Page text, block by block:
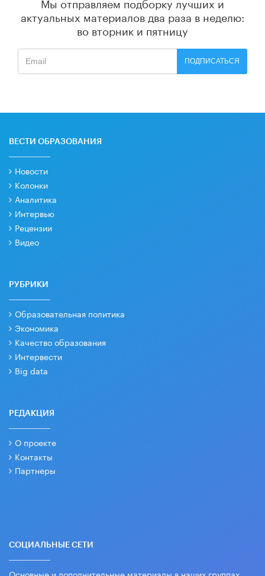
актуальных материалов два раза в неделю:
во вторник и пятницу
ПОДПИСАТЬСЯ
ВЕСТИ ОБРАЗОВАНИЯ
Новости
Колонки
Аналитика
Интервью
Рецензии
Видео
РУБРИКИ
Образовательная политика
Экономика
Качество образования
Интервести
Big data
РЕДАКЦИЯ
О проекте
Контакты
Партнеры
СОЦИАЛЬНЫЕ СЕТИ